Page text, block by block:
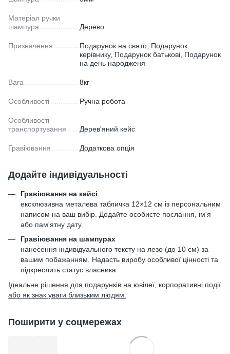
Матеріал ручки
шампура
Дерево
Призначення
Подарунок на свято, Подарунок
керівнику, Подарунок батькові, Подарунок
на день народженя
Вага 8кг
Особливості Ручна робота
Особливості
транспортування
Дерев'яний кейс
Гравіювання Додаткова опція
Додайте індивідуальності
Гравіювання на кейсі
ексклюзивна металева табличка 12×12 см із персональним
написом на ваш вибір. Додайте особисте послання, ім'я
або пам'ятну дату.
Гравіювання на шампурах
нанесення індивідуального тексту на лезо (до 10 см) за
вашим побажанням. Надасть виробу особливої цінності та
підкреслить статус власника.
Ідеальне рішення для подарунків на ювілеї, корпоративні події
або як знак уваги близьким людям.
Поширити у соцмережах